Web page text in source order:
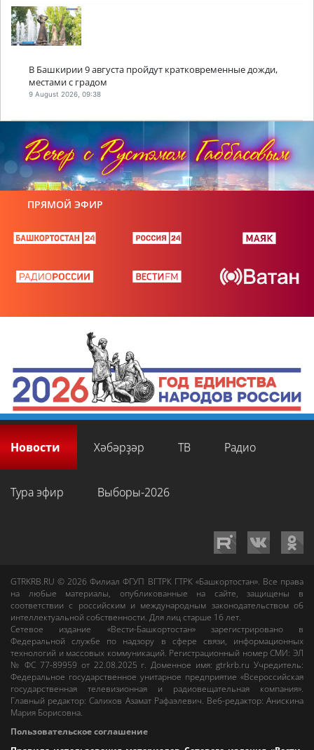
В Башкирии 9 августа пройдут кратковременные дожди,
местами с градом
9 August 2026, 09:38
ПРЯМОЙ ЭФИР
Новости Хәбәрҙәр ТВ Радио
Тура эфир Выборы-2026
GTRKRB.RU © 2026Филиал ФГУП ВГТРК ГТРК «Башкортостан». Все права
на любые материалы, опубликованные на сайте, защищены в
соответствии с российским и международным законодательством об
интеллектуальной собственности. Для лиц старше 16 лет.
Сетевое издание «Вести-Башкортостан»зарегистрировано в
Федеральной службе по надзору в сфере связи, информационных
технологий и массовых коммуникаций. Регистрационный номер СМИ: ЭЛ
№ ФС 77-89959 от 22.08.2025 г. Доменное имя:gtrkrb.ru Учредитель:
Федеральное государственное унитарное предприятие «Всероссийская
государственная телевизионная и радиовещательная компания».
Главный редактор:Салихов Азамат Рафаэлевич. Веб-редактор:Анискина
Мария Борисовна.
Пользовательское соглашение